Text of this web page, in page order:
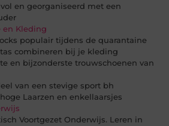
en georganiseerd met een
en Kleding
populair tijdens de quarantaine
combineren bij je kleding
en bijzonderste trouwschoenen van
van een stevige sport bh
Laarzen en enkellaarsjes
Voortgezet Onderwijs. Leren in